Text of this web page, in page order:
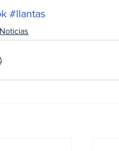
#llantas
Noticias